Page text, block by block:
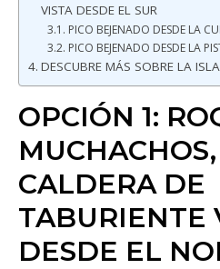
VISTA DESDE EL SUR
PICO BEJENADO DESDE LA
PICO BEJENADO DESDE LA
DESCUBRE MÁS SOBRE LA
OPCIÓN 1:
CALDERA DE
TABURIENTE
DESDE EL